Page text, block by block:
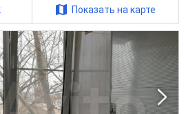
Показать на карте